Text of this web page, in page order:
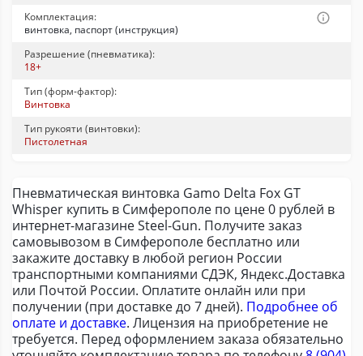
Комплектация:
винтовка, паспорт (инструкция)
Разрешение (пневматика):
18+
Тип (форм-фактор):
Винтовка
Тип рукояти (винтовки):
Пистолетная
Пневматическая винтовка Gamo Delta Fox GT
Whisper купить в Симферополе по цене 0 рублей в
интернет-магазине Steel-Gun. Получите заказ
самовывозом в Симферополе бесплатно или
закажите доставку в любой регион России
транспортными компаниями СДЭК, Яндекс.Доставка
или Почтой России. Оплатите онлайн или при
получении (при доставке до 7 дней). Подробнее об
оплате и доставке. Лицензия на приобретение не
требуется. Перед оформлением заказа обязательно